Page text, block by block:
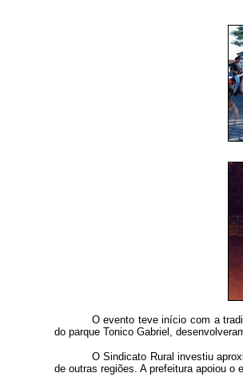
O evento teve início com a
do parque Tonico Gabriel,
O Sindicato Rural investiu
de outras regiões. A prefeitura apoiou o